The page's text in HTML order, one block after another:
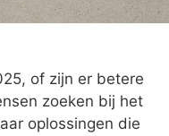
of zijn er betere
zoeken bij het
oplossingen die